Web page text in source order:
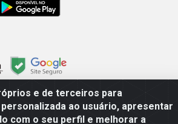
e de terceiros para
ao usuário, apresentar
com o seu perfil e melhorar a
Zero Grau - Rua Jean Emile